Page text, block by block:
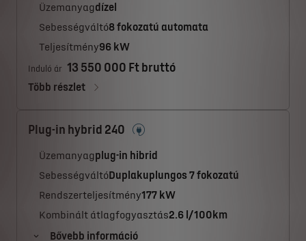
Üzemanyagdízel
Sebességváltó8 fokozatú automata
Teljesítmény96 kW
Induló ár 13 550 000 Ft bruttó
Több részlet
Plug-in hybrid 240
Üzemanyagplug-in hibrid
SebességváltóDuplakuplungos 7 fokozatú
Rendszerteljesítmény177 kW
Kombinált átlagfogyasztás2.6 l/100km
Bővebb információ